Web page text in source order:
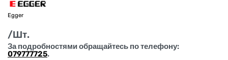
Egger
/Шт.
За подробностями обращайтесь по телефону:
079777725.